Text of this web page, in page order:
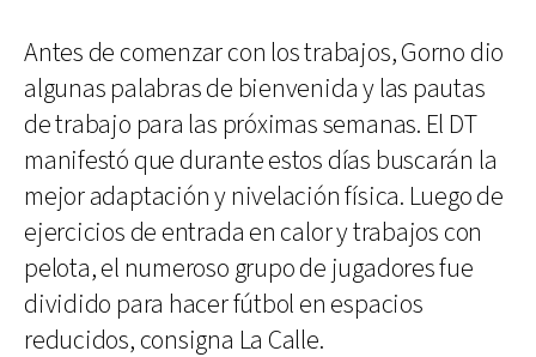
Antes de comenzar con los trabajos, Gorno dio
algunas palabras de bienvenida y las pautas
de trabajo para las próximas semanas. El DT
manifestó que durante estos días buscarán la
mejor adaptación y nivelación física. Luego de
ejercicios de entrada en calor y trabajos con
pelota, el numeroso grupo de jugadores fue
dividido para hacer fútbol en espacios
reducidos, consigna La Calle.